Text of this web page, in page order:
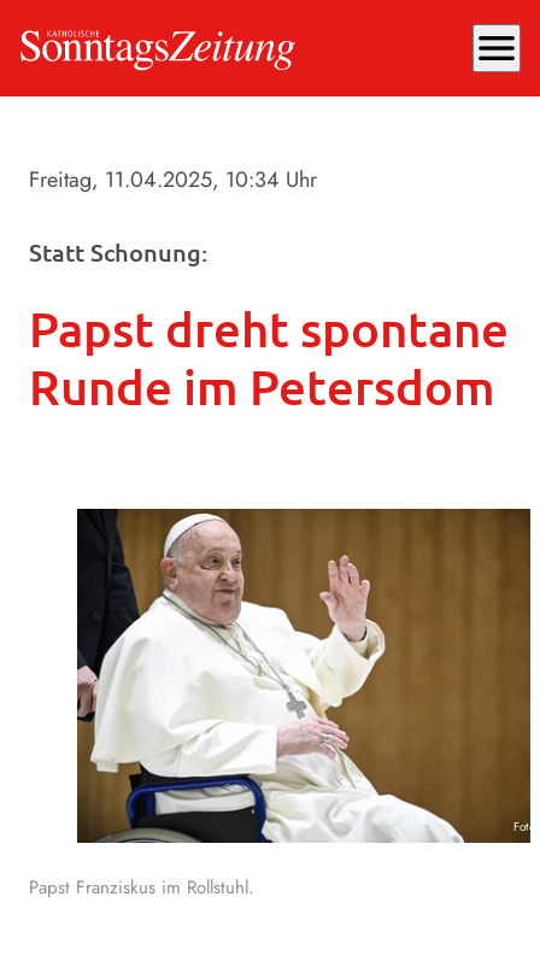
menu
Freitag, 11.04.2025, 10:34 Uhr
Statt Schonung:
Papst dreht spontane
Runde im Petersdom
Papst Franziskus im Rollstuhl.